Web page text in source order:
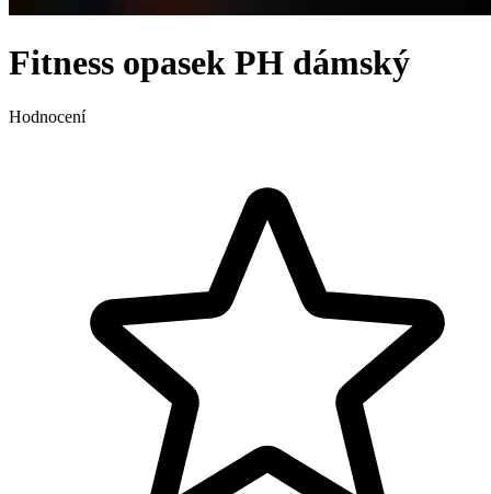
Fitness opasek PH dámský
Hodnocení